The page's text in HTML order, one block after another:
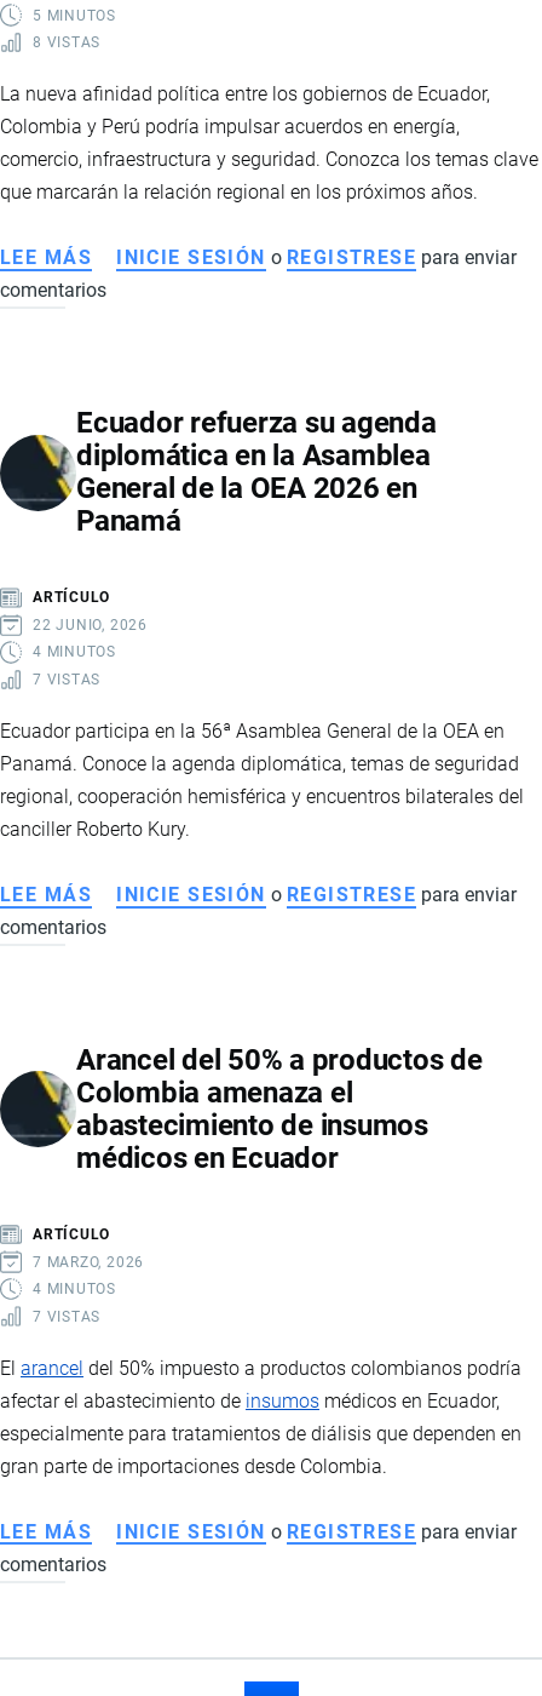
CANADÁ
BAJO
CONDICIONES
CONSTITUCIONALES
5 MINUTOS
8 VISTAS
La nueva afinidad política entre los gobiernos de Ecuador,
Colombia y Perú podría impulsar acuerdos en energía,
comercio, infraestructura y seguridad. Conozca los temas clave
que marcarán la relación regional en los próximos años.
LEE MÁS SOBRE
ECUADOR
RELACIÓN
CON
COLOMBIA
Y
LOS
CAMBIOS
POLÍTICOS
INICIE SESIÓN o REGISTRESE para enviar
comentarios
Ecuador refuerza su agenda
diplomática en la Asamblea
General de la OEA 2026 en
Panamá
ARTÍCULO
22 JUNIO, 2026
4 MINUTOS
7 VISTAS
Ecuador participa en la 56ª Asamblea General de la OEA en
Panamá. Conoce la agenda diplomática, temas de seguridad
regional, cooperación hemisférica y encuentros bilaterales del
canciller Roberto Kury.
LEE MÁS SOBRE
ECUADOR
DIPLOMÁTICA
EN
LA
ASAMBLEA
LA
OEA
2026
PANAMÁ
INICIE SESIÓN o REGISTRESE para enviar
comentarios
Arancel del 50% a productos de
Colombia amenaza el
abastecimiento de insumos
médicos en Ecuador
ARTÍCULO
7 MARZO, 2026
4 MINUTOS
7 VISTAS
El arancel del 50% impuesto a productos colombianos podría
afectar el abastecimiento de insumos médicos en Ecuador,
especialmente para tratamientos de diálisis que dependen en
gran parte de importaciones desde Colombia.
LEE MÁS SOBRE
ARANCEL
A
INICIE SESIÓN o REGISTRESE para enviar
comentarios